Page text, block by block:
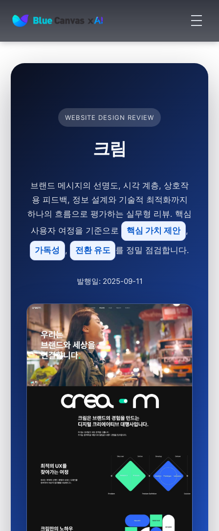
BLUECANVAS
메
뉴
기
WEBSITE DESIGN REVIEW
크림
브랜드 메시지의 선명도, 시각 계층, 상호작
용 피드백, 정보 설계와 기술적 최적화까지
하나의 흐름으로 평가하는 실무형 리뷰. 핵심
사용자 여정을 기준으로
핵심 가치 제안 ,
가독성
, 전환 유도 를 정밀 점검합니다.
발행일: 2025-09-11